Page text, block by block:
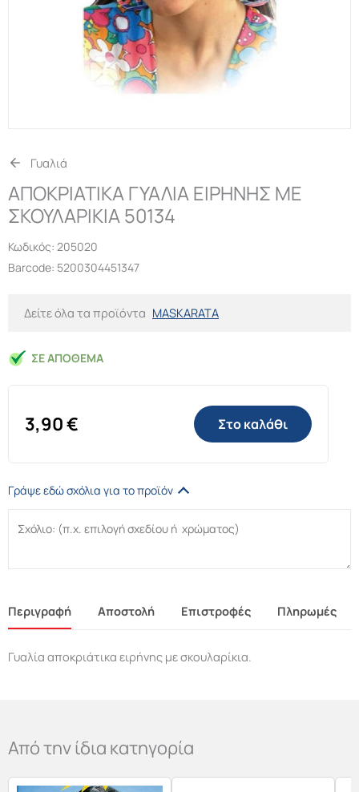
Γυαλιά
ΑΠΟΚΡΙΑΤΙΚΑ ΓΥΑΛΙΑ ΕΙΡΗΝΗΣ ΜΕ
ΣΚΟΥΛΑΡΙΚΙΑ 50134
Κωδικός: 205020
Barcode: 5200304451347
Δείτε όλα τα προϊόντα MASKARATA
ΣΕ ΑΠΌΘΕΜΑ
3,90€ Στο καλάθι
Γράψε εδώ σχόλια για το προϊόν
Περιγραφή Αποστολή Επιστροφές Πληρωμές
Γυαλία αποκριάτικα ειρήνης με σκουλαρίκια.
Από την ίδια κατηγορία